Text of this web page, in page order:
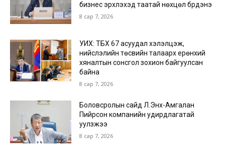
бизнес эрхлэхэд таатай нөхцөл бүрдэнэ
8 сар 7, 2026
УИХ: ТБХ 67 асуудал хэлэлцэж,
нийслэлийн төсвийн талаарх ерөнхий
хяналтын сонсгол зохион байгуулсан
байна
8 сар 7, 2026
Боловсролын сайд Л.Энх-Амгалан
Пийрсон компанийн удирдлагатай
уулзжээ
8 сар 7, 2026